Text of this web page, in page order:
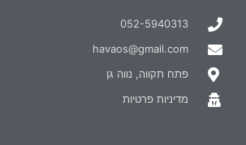
052-5940313
havaos@gmail.com
פתח תקווה, נווה גן
מדיניות פרטיות